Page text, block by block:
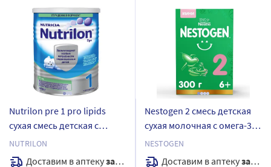
Nutrilon pre 1 pro lipids
сухая смесь детская с
молочными липидами для
недоношенных и
NUTRILON
Доставим в аптекузавтра
Nestogen 2 смесь детская
сухая молочная с омега-3
пнжк и лактобактериями
300 гр
NESTOGEN
Доставим в аптекузавтра